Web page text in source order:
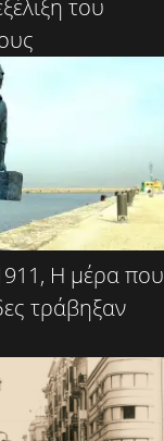
του
Η μέρα που
τράβηξαν